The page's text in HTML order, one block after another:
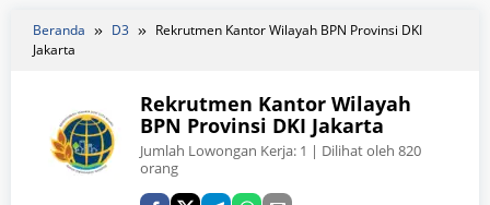
Beranda D3
Rekrutmen Kantor Wilayah BPN Provinsi DKI
Jakarta
Rekrutmen Kantor Wilayah
BPN Provinsi DKI Jakarta
Jumlah Lowongan Kerja: 1 | Dilihat oleh 820
orang